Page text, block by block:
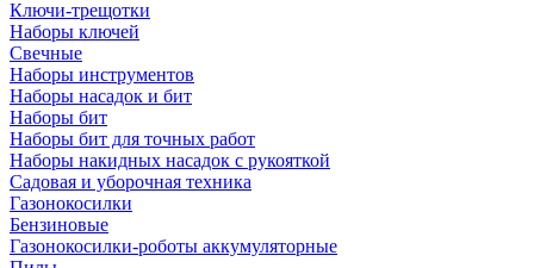
Ключи-трещотки
Наборы ключей
Свечные
Наборы инструментов
Наборы насадок и бит
Наборы бит
Наборы бит для точных работ
Наборы накидных насадок с рукояткой
Садовая и уборочная техника
Газонокосилки
Бензиновые
Газонокосилки-роботы аккумуляторные